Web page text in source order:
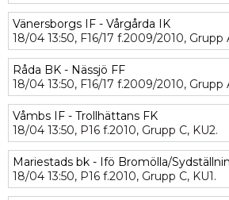
Vänersborgs IF - Vårgårda IK
18/04 13:50, F16/17 f.2009/2010, Grupp
Råda BK - Nässjö FF
18/04 13:50, F16/17 f.2009/2010, Grupp
Våmbs IF - Trollhättans FK
18/04 13:50, P16 f.2010, Grupp C, KU2.
Mariestads bk - Ifö Bromölla/
18/04 13:50, P16 f.2010, Grupp C, KU1.